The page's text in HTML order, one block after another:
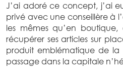
J’ai adoré ce concept, j’ai
privé avec une conseillère à
les mêmes qu’en
récupérer ses articles sur
produit emblématique de la
passage dans la capitale